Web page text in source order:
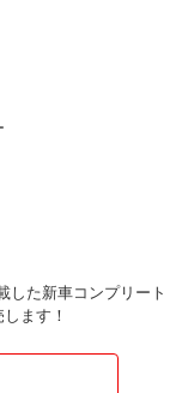
した新車コンプリート
ます！